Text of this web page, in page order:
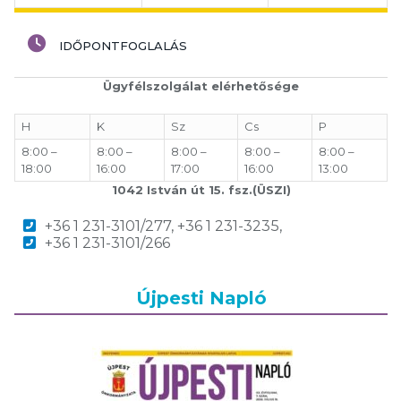
IDŐPONTFOGLALÁS
Ügyfélszolgálat elérhetősége
H K Sz Cs
P
8:00 –
18:00
8:00 –
16:00
8:00 –
17:00
8:00 –
16:00
8:00 –
13:00
1042 István út 15. fsz.(ÜSZI)
+36 1 231-3101/277, +36 1 231-3235,
+36 1 231-3101/266
Újpesti Napló